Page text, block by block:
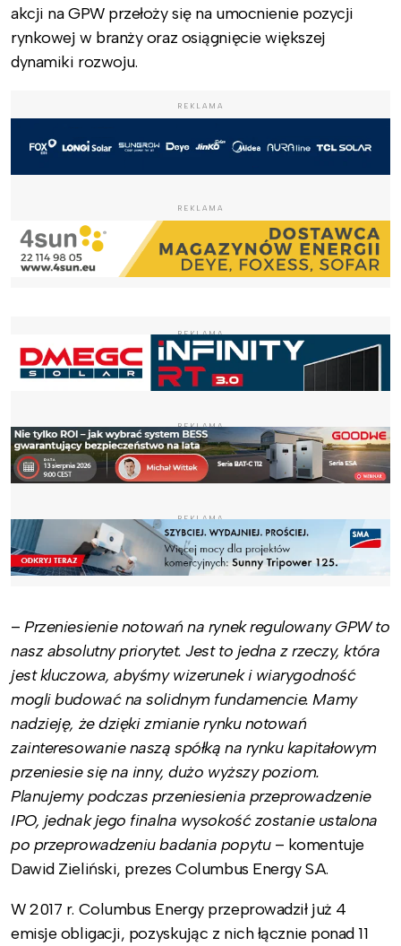
akcji na GPW przełoży się na umocnienie pozycji
rynkowej w branży oraz osiągnięcie większej
dynamiki rozwoju.
REKLAMA
REKLAMA
REKLAMA
REKLAMA
REKLAMA
–Przeniesienie notowań na rynek regulowany GPW to
nasz absolutny priorytet. Jest to jedna z rzeczy, która
jest kluczowa, abyśmy wizerunek i wiarygodność
mogli budować na solidnym fundamencie. Mamy
nadzieję, że dzięki zmianie rynku notowań
zainteresowanie naszą spółką na rynku kapitałowym
przeniesie się na inny, dużo wyższy poziom.
Planujemy podczas przeniesienia przeprowadzenie
IPO, jednak jego finalna wysokość zostanie ustalona
po przeprowadzeniu badania popytu – komentuje
Dawid Zieliński, prezes Columbus Energy S.A.
W 2017 r. Columbus Energy przeprowadził już 4
emisje obligacji, pozyskując z nich łącznie ponad 11